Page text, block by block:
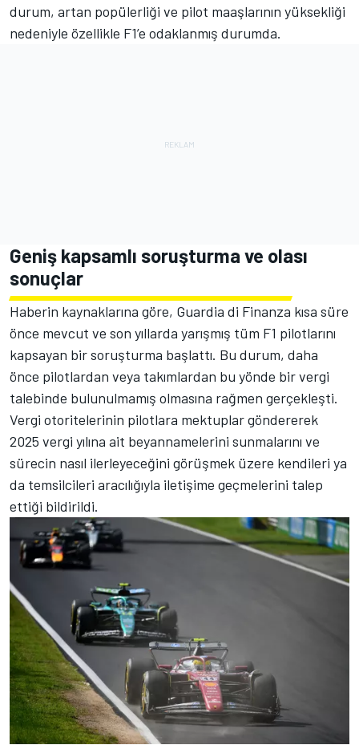
durum, artan popülerliği ve pilot maaşlarının yüksekliği
nedeniyle özellikle F1’e odaklanmış durumda.
Geniş kapsamlı soruşturma ve olası
sonuçlar
Haberin kaynaklarına göre, Guardia di Finanza kısa süre
önce mevcut ve son yıllarda yarışmış tüm F1 pilotlarını
kapsayan bir soruşturma başlattı. Bu durum, daha
önce pilotlardan veya takımlardan bu yönde bir vergi
talebinde bulunulmamış olmasına rağmen gerçekleşti.
Vergi otoritelerinin pilotlara mektuplar göndererek
2025 vergi yılına ait beyannamelerini sunmalarını ve
sürecin nasıl ilerleyeceğini görüşmek üzere kendileri ya
da temsilcileri aracılığıyla iletişime geçmelerini talep
ettiği bildirildi.